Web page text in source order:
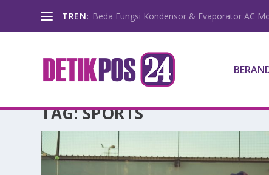
TREN: Beda Fungsi Kondensor & Evaporator AC
TAG:SPORTS